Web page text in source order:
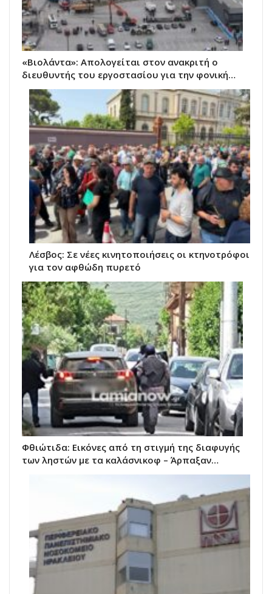
«Βιολάντα»: Απολογείται στον ανακριτή ο
διευθυντής του εργοστασίου για την φονική…
Λέσβος: Σε νέες κινητοποιήσεις οι κτηνοτρόφοι
για τον αφθώδη πυρετό
Φθιώτιδα: Εικόνες από τη στιγμή της διαφυγής
των ληστών με τα καλάσνικοφ – Άρπαξαν…